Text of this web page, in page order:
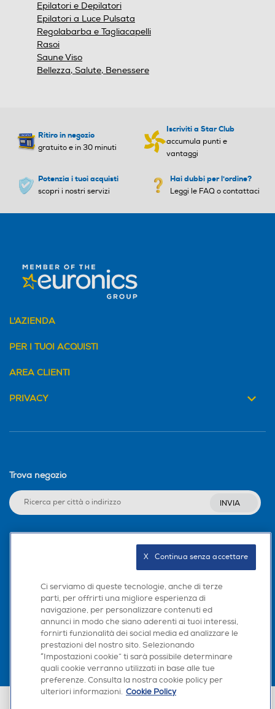
Concentratore
Fornisce un flusso d'aria concentrato per
SPECIFICHE
Asciugacapelli - Potenza 2300 Watt max - Con
ionizzatore - 3 temperature - 2 velocità - Con diffusore -
Con concentratore - Con funzione turbo - Con funzione
lisciante - Tecnologia Air Boost modalità di protezione dal
Epilatori e Depilatori
Epilatori a Luce Pulsata
Regolabarba e Tagliacapelli
Rasoi
Saune Viso
Bellezza, Salute, Benessere
Ritiro in negozio
gratuito e in 30 minuti
Iscriviti a Star Club
accumula punti e
vantaggi
Potenzia i tuoi acquisti
scopri i nostri servizi
Hai dubbi per l'ordine?
Leggi le FAQ o contattaci
L'AZIENDA
PER I TUOI ACQUISTI
AREA CLIENTI
PRIVACY
Trova negozio
INVIA
Scarica la nostra app
Ci serviamo di queste tecnologie, anche di terze
parti, per offrirti una migliore esperienza di
navigazione, per personalizzare contenuti ed
annunci in modo che siano aderenti ai tuoi interessi,
fornirti funzionalità dei social media ed analizzare le
prestazioni del nostro sito. Selezionando
“Impostazioni cookie” ti sarà possibile determinare
quali cookie verranno utilizzati in base alle tue
preferenze. Consulta la nostra cookie policy per
ulteriori informazioni. Cookie Policy
X   Continua senza accettare